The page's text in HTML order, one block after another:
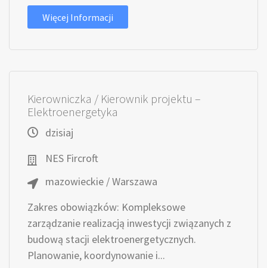
Więcej Informacji
Kierowniczka / Kierownik projektu –
Elektroenergetyka
dzisiaj
NES Fircroft
mazowieckie / Warszawa
Zakres obowiązków: Kompleksowe
zarządzanie realizacją inwestycji związanych z
budową stacji elektroenergetycznych.
Planowanie, koordynowanie i...